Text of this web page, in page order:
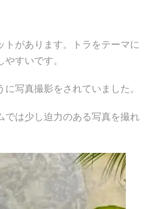
があります。トラをテーマに
すいです。
写真撮影をされていました。
では少し迫力のある写真を撮れ